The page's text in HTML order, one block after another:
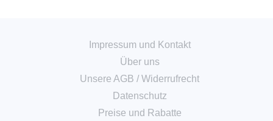
Impressum und Kontakt
Über uns
Unsere AGB /Widerrufrecht
Datenschutz
Preise und Rabatte